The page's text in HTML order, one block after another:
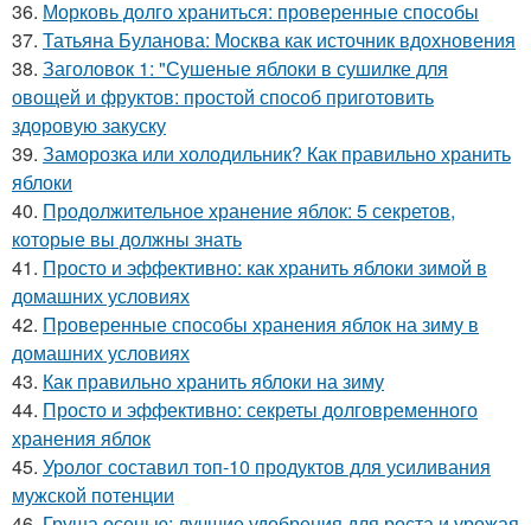
36. Морковь долго храниться: проверенные способы
37. Татьяна Буланова: Москва как источник вдохновения
38. Заголовок 1: "Сушеные яблоки в сушилке для
овощей и фруктов: простой способ приготовить
здоровую закуску
39. Заморозка или холодильник? Как правильно хранить
яблоки
40. Продолжительное хранение яблок: 5 секретов,
которые вы должны знать
41. Просто и эффективно: как хранить яблоки зимой в
домашних условиях
42. Проверенные способы хранения яблок на зиму в
домашних условиях
43. Как правильно хранить яблоки на зиму
44. Просто и эффективно: секреты долговременного
хранения яблок
45. Уролог составил топ-10 продуктов для усиливания
мужской потенции